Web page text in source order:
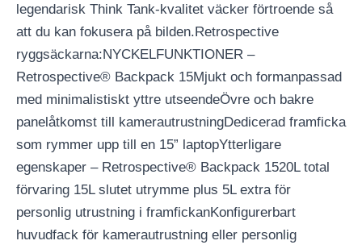
legendarisk Think Tank-kvalitet väcker förtroende så
att du kan fokusera på bilden.Retrospective
ryggsäckarna:NYCKELFUNKTIONER –
Retrospective® Backpack 15Mjukt och formanpassad
med minimalistiskt yttre utseendeÖvre och bakre
panelåtkomst till kamerautrustningDedicerad framficka
som rymmer upp till en 15” laptopYtterligare
egenskaper – Retrospective® Backpack 1520L total
förvaring 15L slutet utrymme plus 5L extra för
personlig utrustning i framfickanKonfigurerbart
huvudfack för kamerautrustning eller personlig